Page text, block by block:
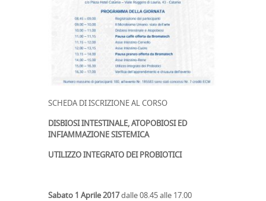
SCHEDA DI ISCRIZIONE AL CORSO
DISBIOSI INTESTINALE, ATOPOBIOSI ED
INFIAMMAZIONE SISTEMICA
UTILIZZO INTEGRATO DEI PROBIOTICI
Sabato 1 Aprile 2017dalle 08.45 alle 17.00